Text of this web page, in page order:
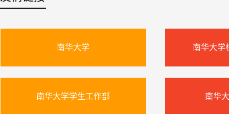
南华大学 南华大学
南华大学学生工作部 南华